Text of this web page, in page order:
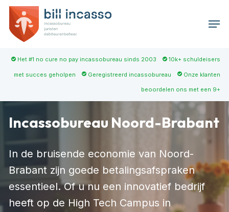
Skip
main
Het #1 no cure no pay incassobureau sinds 2003 10k+ schuldeisers
met succes geholpen Geregistreerd incassobureau Onze klanten
beoordelen ons met een 9+
Incassobureau Noord-Brabant
In de bruisende economie van Noord-
Brabant zijn goede betalingsafspraken
essentieel. Of u nu een innovatief bedrijf
heeft op de High Tech Campus in